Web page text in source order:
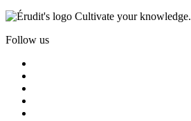
Cultivate your knowledge.
Follow us